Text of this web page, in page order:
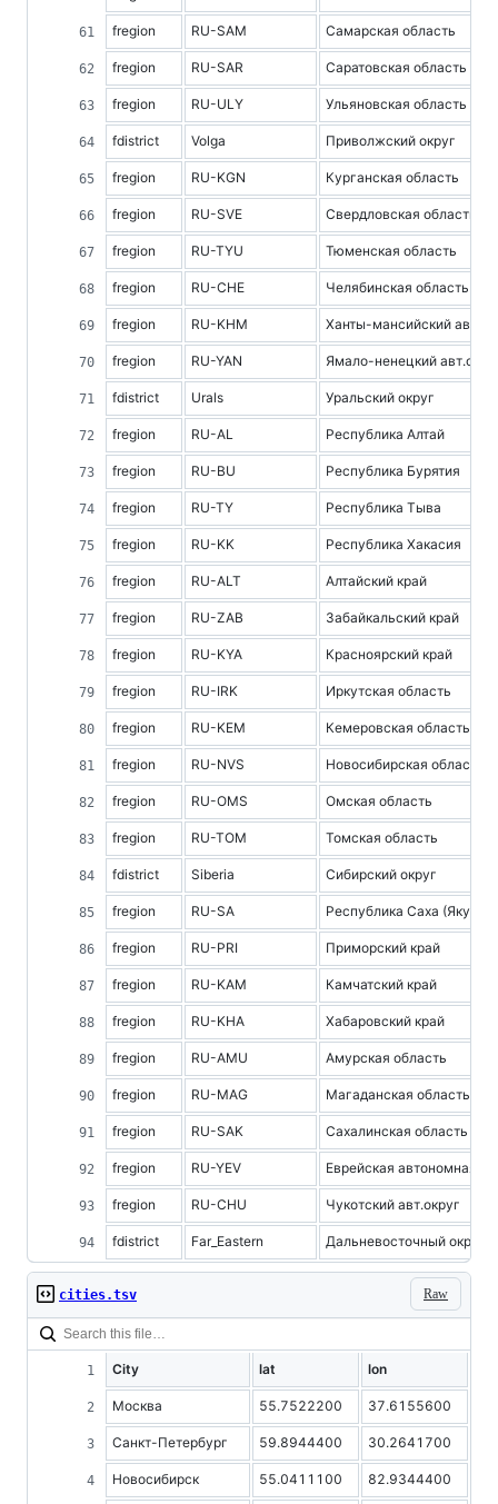
fregion RU-SAM Самарская область
fregion RU-SAR Саратовская область
fregion RU-ULY Ульяновская область
fdistrict Volga Приволжский округ
fregion RU-KGN Курганская область
fregion RU-SVE Свердловская область
fregion RU-TYU Тюменская область
fregion RU-CHE Челябинская область
fregion RU-KHM Ханты-мансийский
fregion RU-YAN Ямало-ненецкий
fdistrict Urals Уральский округ
fregion RU-AL Республика Алтай
fregion RU-BU Республика Бурятия
fregion RU-TY Республика Тыва
fregion RU-KK Республика Хакасия
fregion RU-ALT Алтайский край
fregion RU-ZAB Забайкальский край
fregion RU-KYA Красноярский край
fregion RU-IRK Иркутская область
fregion RU-KEM Кемеровская область
fregion RU-NVS Новосибирская область
fregion RU-OMS Омская область
fregion RU-TOM Томская область
fdistrict Siberia Сибирский округ
fregion RU-SA Республика Саха (Якутия)
fregion RU-PRI Приморский край
fregion RU-KAM Камчатский край
fregion RU-KHA Хабаровский край
fregion RU-AMU Амурская область
fregion RU-MAG Магаданская область
fregion RU-SAK Сахалинская область
fregion RU-YEV Еврейская автономная
fregion RU-CHU Чукотский авт.округ
fdistrict Far_Eastern Дальневосточный округ
Raw
cities.tsv
City lat lon
Москва 55.7522200 37.6155600
Санкт-Петербург 59.8944400 30.2641700
Новосибирск 55.0411100 82.9344400